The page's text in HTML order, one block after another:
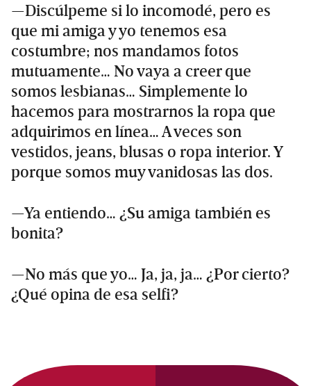
—Discúlpeme si lo incomodé, pero es
que mi amiga y yo tenemos esa
costumbre; nos mandamos fotos
mutuamente… No vaya a creer que
somos lesbianas… Simplemente lo
hacemos para mostrarnos la ropa que
adquirimos en línea… A veces son
vestidos, jeans, blusas o ropa interior. Y
porque somos muy vanidosas las dos.
—Ya entiendo… ¿Su amiga también es
bonita?
—No más que yo… Ja, ja, ja… ¿Por cierto?
¿Qué opina de esa selfi?
Primary
Sidebar